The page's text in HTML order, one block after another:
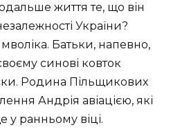
життя те, що він
України?
Батьки, напевно,
синові ковток
Родина Пільщикових
Андрія авіацією, які
у ранньому віці.